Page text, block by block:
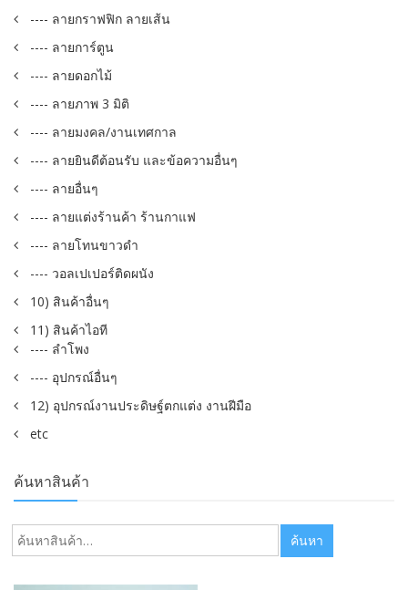
---- ลายกราฟฟิก ลายเส้น
---- ลายการ์ตูน
---- ลายดอกไม้
---- ลายภาพ 3 มิติ
---- ลายมงคล/งานเทศกาล
---- ลายยินดีต้อนรับ และข้อความอื่นๆ
---- ลายอื่นๆ
---- ลายแต่งร้านค้า ร้านกาแฟ
---- ลายโทนขาวดำ
---- วอลเปเปอร์ติดผนัง
10) สินค้าอื่นๆ
11) สินค้าไอที
---- ลำโพง
---- อุปกรณ์อื่นๆ
12) อุปกรณ์งานประดิษฐ์ตกแต่ง งานฝีมือ
etc
ค้นหาสินค้า
ค้นหา: ค้นหา